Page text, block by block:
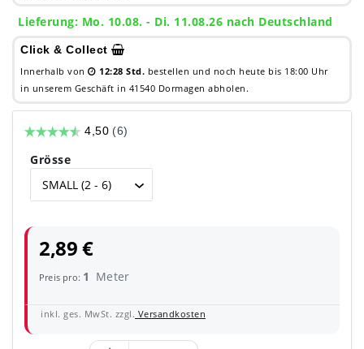
Lieferung: Mo. 10.08. - Di. 11.08.26 nach Deutschland
Click & Collect
Innerhalb von 12:28 Std. bestellen und noch heute bis 18:00 Uhr
in unserem Geschäft in 41540 Dormagen abholen.
Grösse
2,89 €
Preis pro: 1 Meter
inkl. ges. MwSt. zzgl. Versandkosten